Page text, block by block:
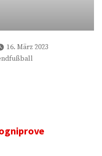
16. März 2023